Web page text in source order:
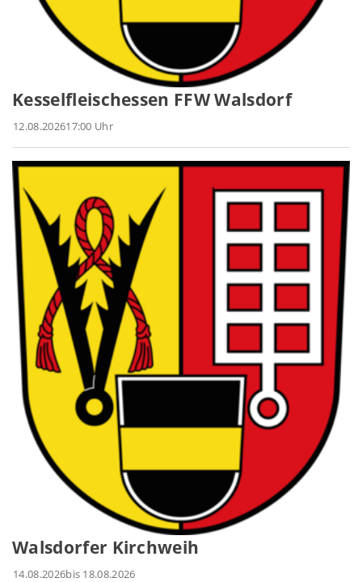
Kesselfleischessen FFW Walsdorf
12.08.202617:00 Uhr
Walsdorfer Kirchweih
14.08.2026bis 18.08.2026